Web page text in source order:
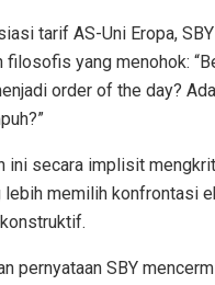
tarif AS-Uni Eropa,
filosofis yang menohok:
order of the day?
ini secara implisit
lebih memilih konfrontasi
pernyataan SBY